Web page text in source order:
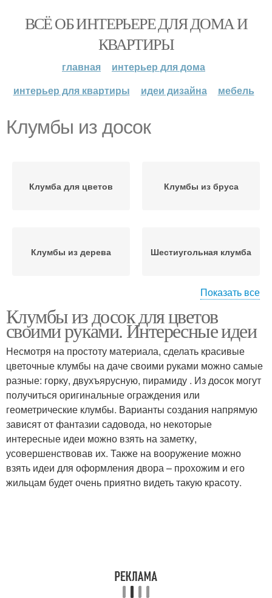
ВСЁ ОБ ИНТЕРЬЕРЕ ДЛЯ ДОМА И
КВАРТИРЫ
главная
интерьер для дома
интерьер для квартиры
идеи дизайна мебель
Клумбы из досок
Клумба для цветов Клумбы из бруса
Клумбы из дерева Шестиугольная клумба
Декоративные клумбы Пирамида из досок
Высокие клумбы
Клумбы из сварной
сетки
Многоуровневая
клумба
Клумбы из камня
Показать все
Клумбы из досок для цветов
своими руками. Интересные идеи
Несмотря на простоту материала, сделать красивые
цветочные клумбы на даче своими руками можно самые
разные: горку, двухъярусную, пирамиду . Из досок могут
получиться оригинальные ограждения или
геометрические клумбы. Варианты создания напрямую
зависят от фантазии садовода, но некоторые
интересные идеи можно взять на заметку,
усовершенствовав их. Также на вооружение можно
взять идеи для оформления двора – прохожим и его
жильцам будет очень приятно видеть такую красоту.